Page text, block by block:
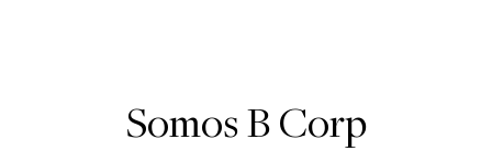
Somos B Corp